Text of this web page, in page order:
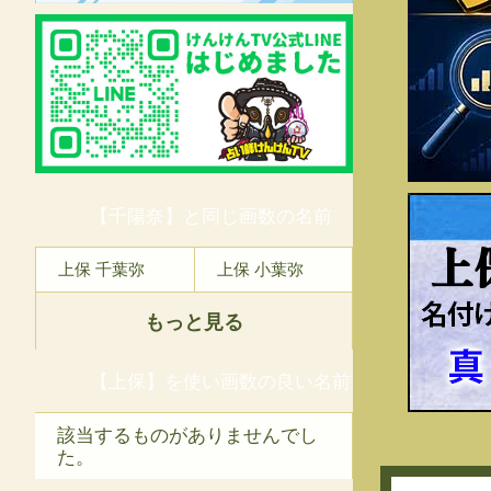
【千陽奈】と同じ画数の名前
上保 千葉弥 上保 小葉弥
もっと見る
【上保】を使い画数の良い名前
該当するものがありませんでし
た。
上